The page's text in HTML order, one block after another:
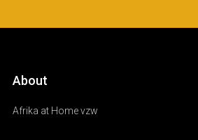
About
Afrika at Home vzw